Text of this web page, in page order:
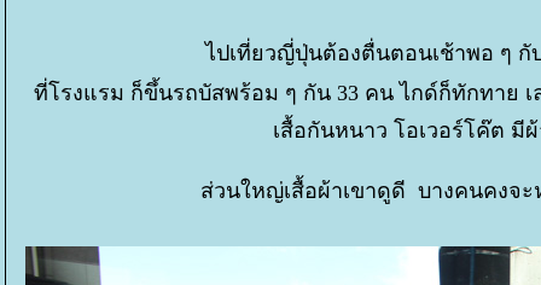
ไปเที่ยวญี่ปุ่นต้องตื่นตอนเช้าพอ ๆ
ที่โรงแรม ก็ขึ้นรถบัสพร้อม ๆ กัน 33 คน ไกด์ก็ทักทาย
เสื้อกันหนาว โอเวอร์โค๊ต มี
ส่วนใหญ่เสื้อผ้าเขาดูดี บางคนคงจ